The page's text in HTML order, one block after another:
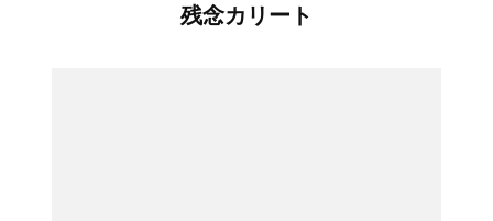
残念カリート